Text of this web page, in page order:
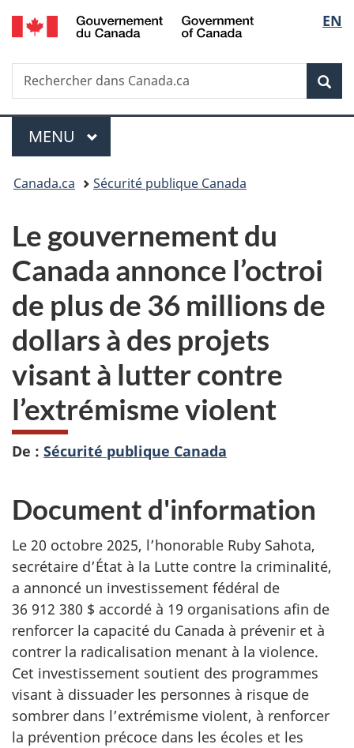
Passer
au
principal
Passer
à
Au
du
Passer
à
version
simplifiée
de
la
EN
Recherche
Rechercher
dans
Menu
MENU PRINCIPAL
Vous
ici :
Canada.ca Sécurité publique Canada
Le gouvernement du
Canada annonce l’octroi
de plus de 36 millions de
dollars à des projets
visant à lutter contre
l’extrémisme violent
De : Sécurité publique Canada
Document d'information
Le 20 octobre 2025, l’honorable Ruby Sahota,
secrétaire d’État à la Lutte contre la criminalité,
a annoncé un investissement fédéral de
36 912 380 $ accordé à 19 organisations afin de
renforcer la capacité du Canada à prévenir et à
contrer la radicalisation menant à la violence.
Cet investissement soutient des programmes
visant à dissuader les personnes à risque de
sombrer dans l’extrémisme violent, à renforcer
la prévention précoce dans les écoles et les